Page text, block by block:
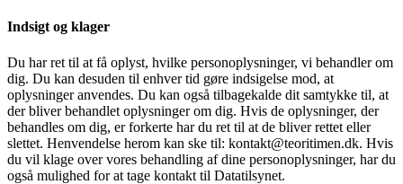
Indsigt og klager
Du har ret til at få oplyst, hvilke personoplysninger, vi behandler om
dig. Du kan desuden til enhver tid gøre indsigelse mod, at
oplysninger anvendes. Du kan også tilbagekalde dit samtykke til, at
der bliver behandlet oplysninger om dig. Hvis de oplysninger, der
behandles om dig, er forkerte har du ret til at de bliver rettet eller
slettet. Henvendelse herom kan ske til: kontakt@teoritimen.dk. Hvis
du vil klage over vores behandling af dine personoplysninger, har du
også mulighed for at tage kontakt til Datatilsynet.